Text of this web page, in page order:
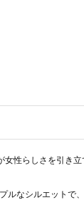
女性らしさを引き
ルなシルエットで